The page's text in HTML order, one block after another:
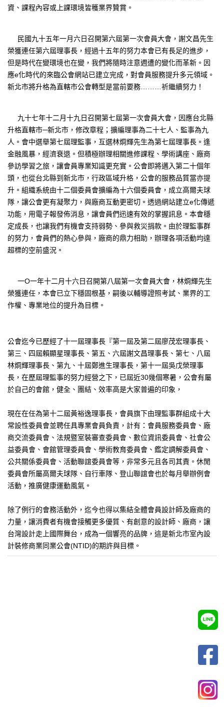
資、課程內容或上課環境皆穫業界贊賞。
民國九十五年一月六日召開第六屆第一次會員大會，謝文昌先生
榮獲連任第六屆理事長，經過十五年的努力本會已有長足的進步，
但是時代在變環境也在變，我們將隨時注意週遭的變化而革新。因
應e化時代的來臨公會網站已建立完成，對會員服務提升多元領域。
新北市將升格為直轄市公會轉型是當前要務………祈繼續努力！
九十七年十二月十九日召開第七屆第一次會員大會，因應台北縣
升格直轄市─新北市，修改章程；擴編理事為二十七人、監事為九
人。會中選舉第七屆理監事，互選林烱輝先生為第七屆理事長。逢
金融風暴，經濟衰退。但積極辦理相關進修課程、學術講座、廠商
參訪學習之旅，讓會員專業知識更充實。公會即將邁入第二十個年
頭，也從台北縣到新北市，行政區域升格，公會的服務品質當亦提
升。組織系統由十二個委員會擴編為十六個委員會，成立高爾夫球
隊，讓公會更有凝聚力，與廠商互動更密切。透過網站建立e化傳遞
功能，用電子報發佈消息，讓會員們迅速有效的掌握訊息。本會穩
定成長，也讓我們有機會支持弱勢、參與救災捐款。由於理監事群
的努力，會員們的熱心參與，廠商的鼎力相助，辦理各項活動均達
超標的空前盛況。
一O一年十二月十六日召開第八屆第一次會員大會，林烱輝先生
榮獲連任，本會已立下穩固根基，嗣後以輔導證照考試、業界的工
作權、專業地位的提升為目標。
公會迄今已歷經了十一屆理事長『第一屆及第二屆廖茂宏理事長、
第三、四屆賴顯星理事長、第五、六屆謝文昌理事長、第七、八屆
林烱輝理事長、第九、十屆鄭進生理事長，第十一屆吳戊榮理事
長，在歷屆理監事的努力經營之下，已屆近30幾個寒暑，公會有屬
於自己的會館，健全、團結、效率高是大家普遍的印象，
現在在任為第十二屆黃裕逸理事長，會員旗下由理監事群組成十大
常設性委員會並聘任具專業會員負責，計有：會員服務委員會、廠
商交流委員會、法規暨室裝審查委員會、數位資訊委員會、社會公
益委員會、會館管理委員會、學術教育委員會、鑑定調解委員會、
公共關係委員會、活動聯誼委員會等，非常多元且各司其責。休閒
委員會所屬高爾夫球隊、自行車隊、登山聯誼會也於每月舉辦例會
活動，推廣健康運動風氣。
除了例行的會務活動外，迄今也得以集結全體會員設計師及廠商的
力量，讓消費者有機會接觸更多優質、有創意的設計師、廠商，讓
台灣設計走上國際舞台，成為一個響亮的品牌，這是新北市室內設
計裝修商業同業公會(NTID)的期許與目標。